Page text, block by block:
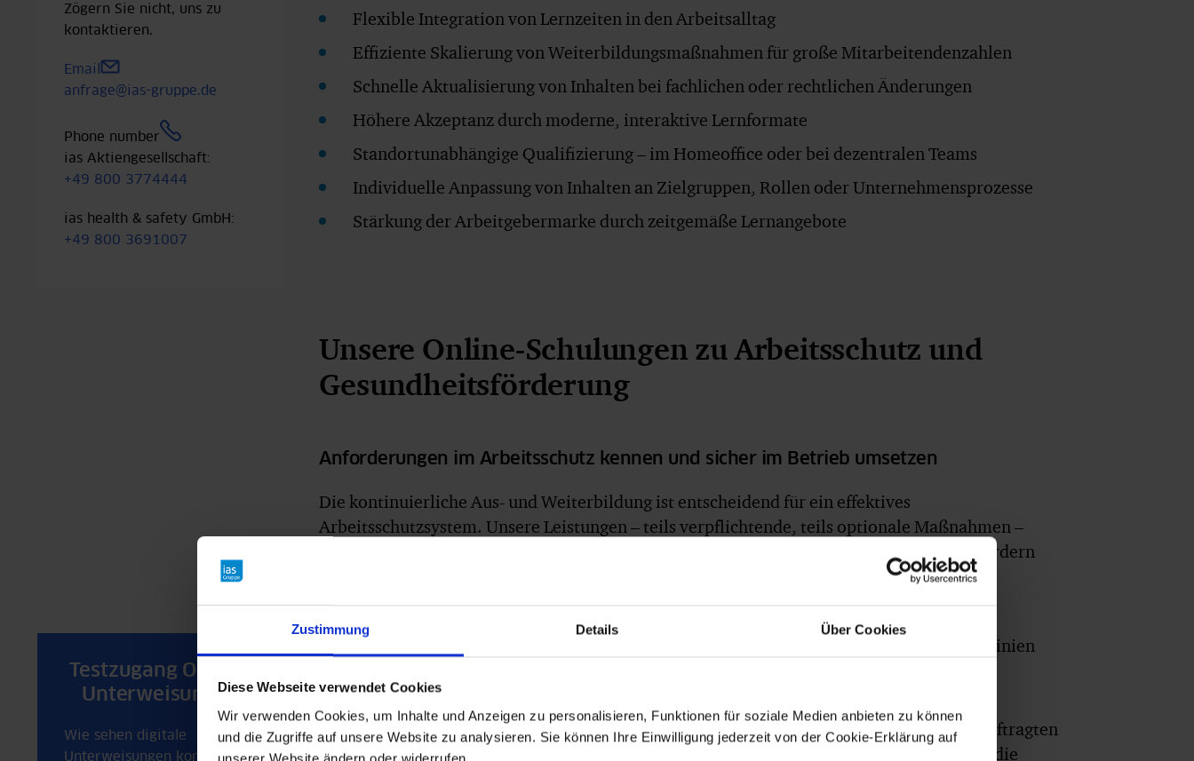
Zustimmung Details Über Cookies
Diese Webseite verwendet Cookies
Wir verwenden Cookies, um Inhalte und Anzeigen zu personalisieren, Funktionen für soziale Medien anbieten zu können
und die Zugriffe auf unsere Website zu analysieren. Sie können Ihre Einwilligung jederzeit von der Cookie-Erklärung auf
Zögern Sie nicht, uns zu
kontaktieren.
Email
anfrage@ias-gruppe.de
Phone number
ias Aktiengesellschaft:
+49 800 3774444
ias health & safety GmbH:
+49 800 3691007
Flexible Integration von Lernzeiten in den Arbeitsalltag
Effiziente Skalierung von Weiterbildungsmaßnahmen für große Mitarbeitendenzahlen
Schnelle Aktualisierung von Inhalten bei fachlichen oder rechtlichen Änderungen
Höhere Akzeptanz durch moderne, interaktive Lernformate
Standortunabhängige Qualifizierung – im Homeoffice oder bei dezentralen Teams
Individuelle Anpassung von Inhalten an Zielgruppen, Rollen oder Unternehmensprozesse
Stärkung der Arbeitgebermarke durch zeitgemäße Lernangebote
Unsere Online-Schulungen zu Arbeitsschutz und
Gesundheitsförderung
Anforderungen im Arbeitsschutz kennen und sicher im Betrieb umsetzen
Die kontinuierliche Aus- und Weiterbildung ist entscheidend für ein effektives
Arbeitsschutzsystem. Unsere Leistungen – teils verpflichtende, teils optionale Maßnahmen –
digitaler Arbeitsschutzlösungen
und fördern
Testzugang Online-
Unterweisungen
Wie sehen digitale
Unterweisungen konkret
Unsere Online-Unterweisungen vermitteln Sicherheitsrichtlinien
Gesundheitsförderung.
Ausbildung von Sicherheitsbeauftragten:Mit der Ausbildung von Sicherheitsbeauftragten
erhalten Teilnehmende umfangreiches Wissen über die rechtlichen Grundlagen und die